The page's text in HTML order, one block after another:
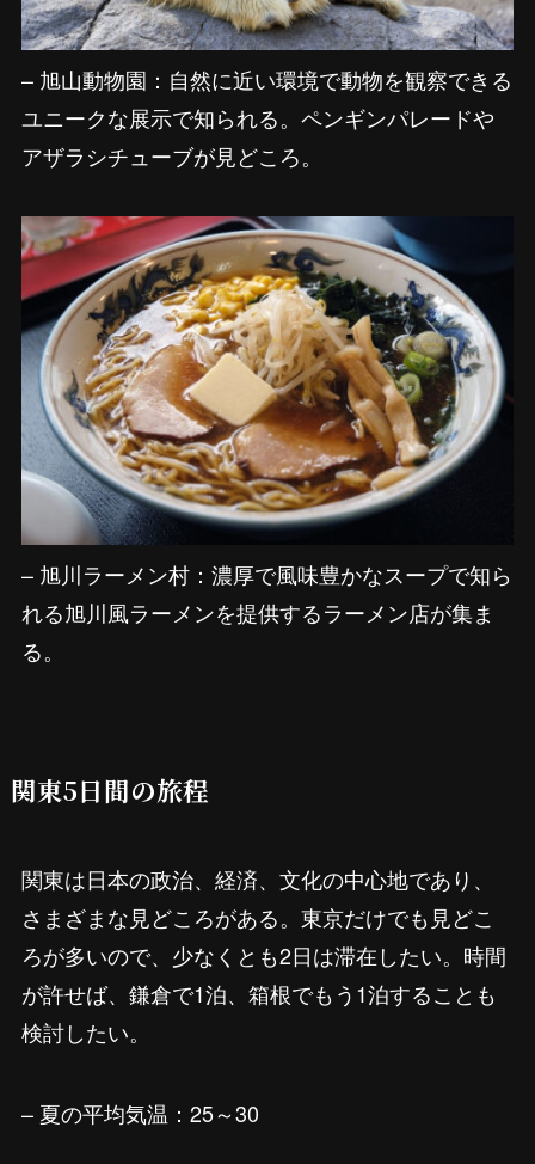
– 旭山動物園：自然に近い環境で動物を観察できる
ユニークな展示で知られる。ペンギンパレードや
アザラシチューブが見どころ。
– 旭川ラーメン村：濃厚で風味豊かなスープで知ら
れる旭川風ラーメンを提供するラーメン店が集ま
る。
関東5日間の旅程
関東は日本の政治、経済、文化の中心地であり、
さまざまな見どころがある。東京だけでも見どこ
ろが多いので、少なくとも2日は滞在したい。時間
が許せば、鎌倉で1泊、箱根でもう1泊することも
検討したい。
– 夏の平均気温：25～30